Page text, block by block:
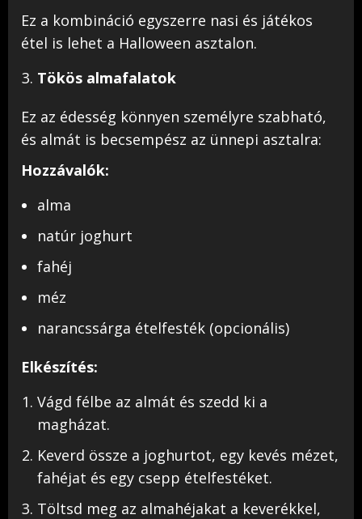
Ez a kombináció egyszerre nasi és játékos
étel is lehet a Halloween asztalon.
Tökös almafalatok
Ez az édesség könnyen személyre szabható,
és almát is becsempész az ünnepi asztalra:
Hozzávalók:
alma
natúr joghurt
fahéj
méz
narancssárga ételfesték (opcionális)
Elkészítés:
Vágd félbe az almát és szedd ki a
magházat.
Keverd össze a joghurtot, egy kevés mézet,
fahéjat és egy csepp ételfestéket.
Töltsd meg az almahéjakat a keverékkel,